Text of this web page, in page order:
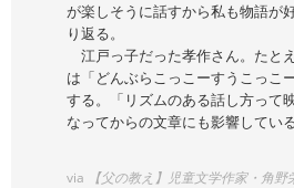
が楽しそうに話すから私も物語が
り返る。
江戸っ子だった孝作さん。たと
は「どんぶらこっこーすうこっこ
する。「リズムのある話し方って
なってからの文章にも影響してい
via
【父の教え】児童文学作家・角